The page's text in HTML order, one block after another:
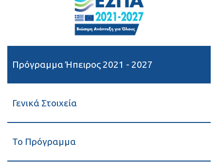
Πρόγραμμα Ήπειρος 2021 - 2027
Γενικά Στοιχεία
Το Πρόγραμμα